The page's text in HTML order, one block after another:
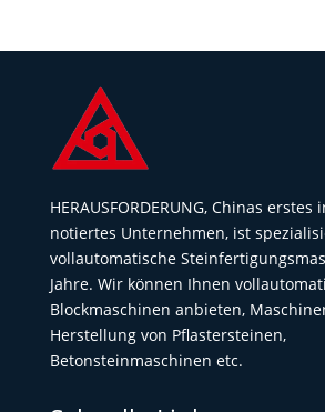
HERAUSFORDERUNG, Chinas erstes
notiertes Unternehmen, ist
vollautomatische
Jahre. Wir können Ihnen
Blockmaschinen anbieten,
Herstellung von Pflastersteinen,
Betonsteinmaschinen etc.